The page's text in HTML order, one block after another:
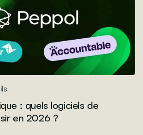
: quels logiciels de
en 2026 ?